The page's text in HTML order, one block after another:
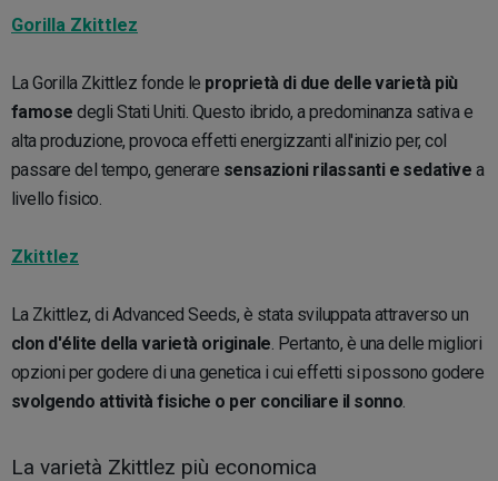
Gorilla Zkittlez
La Gorilla Zkittlez fonde le proprietà di due delle varietà più
famose degli Stati Uniti. Questo ibrido, a predominanza sativa e
alta produzione, provoca effetti energizzanti all'inizio per, col
passare del tempo, generare sensazioni rilassanti e sedative a
livello fisico.
Zkittlez
La Zkittlez, di Advanced Seeds, è stata sviluppata attraverso un
clon d'élite della varietà originale . Pertanto, è una delle migliori
opzioni per godere di una genetica i cui effetti si possono godere
svolgendo attività fisiche o per conciliare il sonno
La varietà Zkittlez più economica